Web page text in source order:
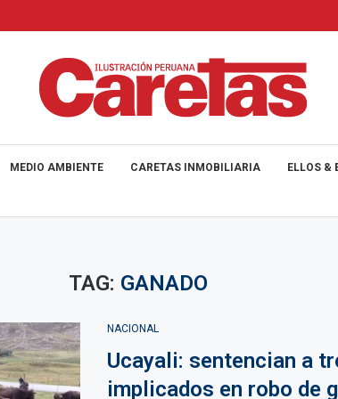
MEDIO AMBIENTE CARETAS INMOBILIARIA ELLOS &
TAG: GANADO
NACIONAL
Ucayali: sentencian a
implicados en robo de